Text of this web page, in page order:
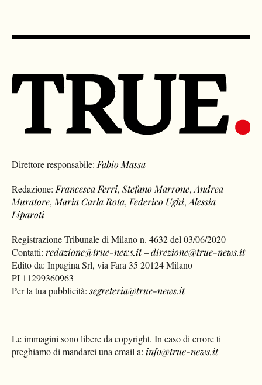
Direttore responsabile: Fabio Massa
Redazione: Francesca Ferri,Stefano Marrone,Andrea
Muratore, Maria Carla Rota, Federico Ughi,Alessia
Liparoti
Registrazione Tribunale di Milano n. 4632 del 03/06/2020
Contatti:redazione@true-news.it–direzione@true-news.it
Edito da: Inpagina Srl, via Fara 35 20124 Milano
PI 11299360963
Per la tua pubblicità:segreteria@true-news.it
Le immagini sono libere da copyright. In caso di errore ti
preghiamo di mandarci una email a: info@true-news.it